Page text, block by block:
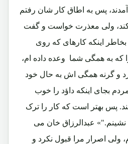
پس به اطاق کار شان رفتم
کند، ولی معذرت خواست و گفت
اینکه کارهای که روی
به همگی شما وعده داده ام،
و گرنه همگی اش به حال خود
بجای اینکه داؤد را خوب
پس بهتر است که کار را ترک
نشینم."» عبدالرزاق خان می
ولی اصرار مرا قبول نکرد و